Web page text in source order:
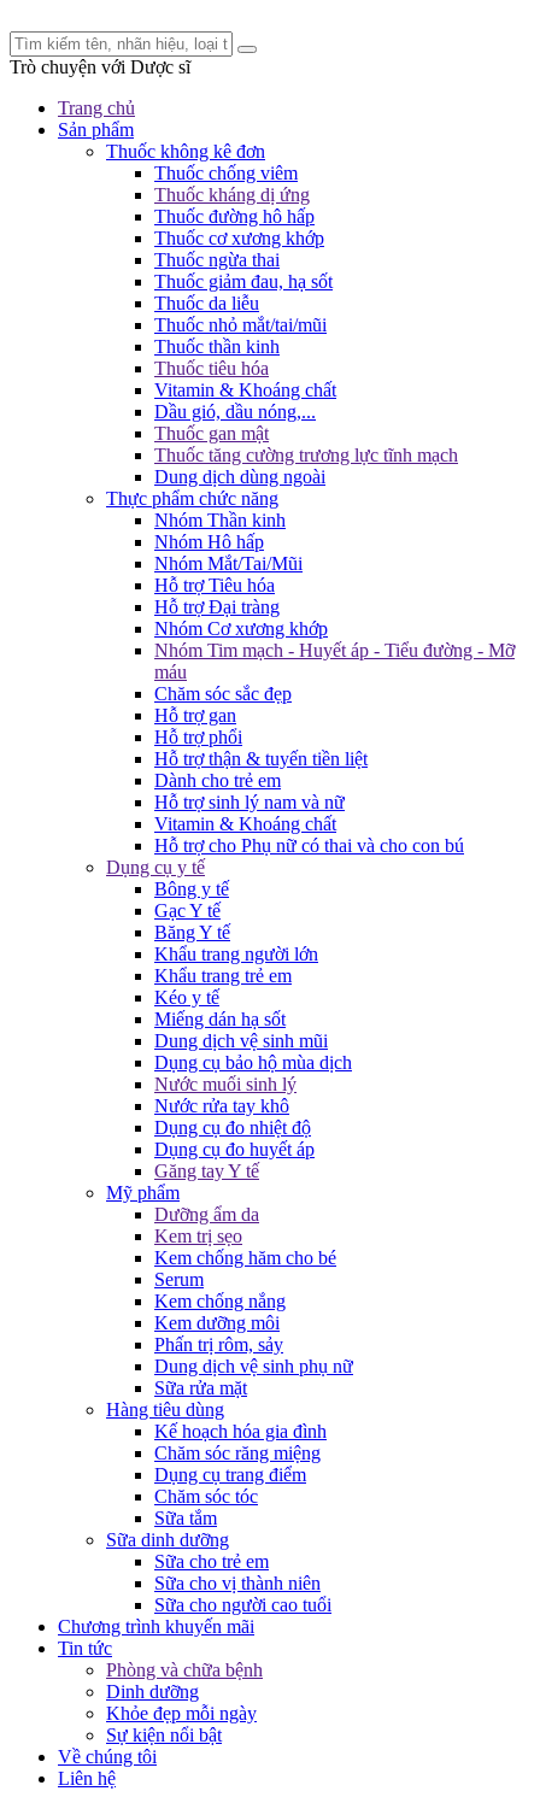
Trò chuyện với Dược sĩ
Trang chủ
Sản phẩm
Thuốc không kê đơn
Thuốc chống viêm
Thuốc kháng dị ứng
Thuốc đường hô hấp
Thuốc cơ xương khớp
Thuốc ngừa thai
Thuốc giảm đau, hạ sốt
Thuốc da liễu
Thuốc nhỏ mắt/tai/mũi
Thuốc thần kinh
Thuốc tiêu hóa
Vitamin & Khoáng chất
Dầu gió, dầu nóng,...
Thuốc gan mật
Thuốc tăng cường trương lực tĩnh mạch
Dung dịch dùng ngoài
Thực phẩm chức năng
Nhóm Thần kinh
Nhóm Hô hấp
Nhóm Mắt/Tai/Mũi
Hỗ trợ Tiêu hóa
Hỗ trợ Đại tràng
Nhóm Cơ xương khớp
Nhóm Tim mạch - Huyết áp - Tiểu đường - Mỡ
máu
Chăm sóc sắc đẹp
Hỗ trợ gan
Hỗ trợ phổi
Hỗ trợ thận & tuyến tiền liệt
Dành cho trẻ em
Hỗ trợ sinh lý nam và nữ
Vitamin & Khoáng chất
Hỗ trợ cho Phụ nữ có thai và cho con bú
Dụng cụ y tế
Bông y tế
Gạc Y tế
Băng Y tế
Khẩu trang người lớn
Khẩu trang trẻ em
Kéo y tế
Miếng dán hạ sốt
Dung dịch vệ sinh mũi
Dụng cụ bảo hộ mùa dịch
Nước muối sinh lý
Nước rửa tay khô
Dụng cụ đo nhiệt độ
Dụng cụ đo huyết áp
Găng tay Y tế
Mỹ phẩm
Dưỡng ẩm da
Kem trị sẹo
Kem chống hăm cho bé
Serum
Kem chống nắng
Kem dưỡng môi
Phấn trị rôm, sảy
Dung dịch vệ sinh phụ nữ
Sữa rửa mặt
Hàng tiêu dùng
Kế hoạch hóa gia đình
Chăm sóc răng miệng
Dụng cụ trang điểm
Chăm sóc tóc
Sữa tắm
Sữa dinh dưỡng
Sữa cho trẻ em
Sữa cho vị thành niên
Sữa cho người cao tuổi
Chương trình khuyến mãi
Tin tức
Phòng và chữa bệnh
Dinh dưỡng
Khỏe đẹp mỗi ngày
Sự kiện nổi bật
Về chúng tôi
Liên hệ